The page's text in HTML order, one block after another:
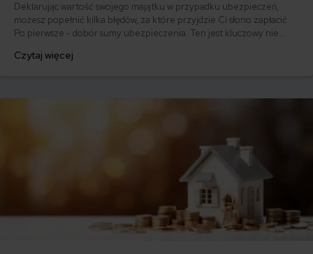
Deklarując wartość swojego majątku w przypadku ubezpieczeń,
możesz popełnić kilka błędów, za które przyjdzie Ci słono zapłacić.
Po pierwsze - dobór sumy ubezpieczenia. Ten jest kluczowy nie
wartości chronionych dóbr może doprowadzić do nadubezpieczenia
Czytaj więcej